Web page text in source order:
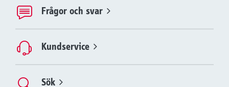
Frågor och svar
Kundservice
Sök